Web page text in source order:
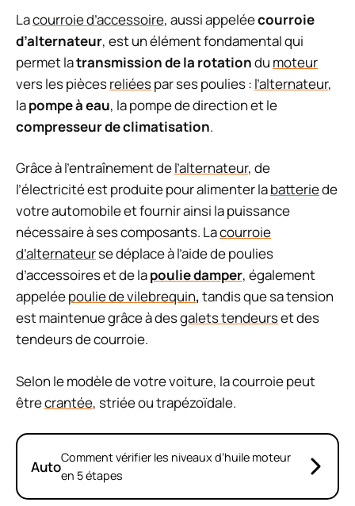
Lacourroie d’accessoire, aussi appeléecourroie
d’alternateur, est un élément fondamental qui
permet latransmission de la rotationdu moteur
vers les piècesreliéespar ses poulies : l’alternateur,
lapompe à eau, la pompe de direction et le
compresseur de climatisation.
Grâce à l’entraînement del’alternateur, de
l’électricité est produite pour alimenter labatteriede
votre automobile et fournir ainsi la puissance
nécessaire à ses composants. Lacourroie
d’alternateurse déplace à l’aide de poulies
d’accessoires et de lapoulie damper, également
appeléepoulie de vilebrequin,tandis que sa tension
est maintenue grâce à desgalets tendeurset des
tendeurs de courroie.
Selon le modèle de votre voiture, la courroie peut
êtrecrantée, striée ou trapézoïdale.
AutoComment vérifier les niveaux d’huile moteur
en 5 étapes